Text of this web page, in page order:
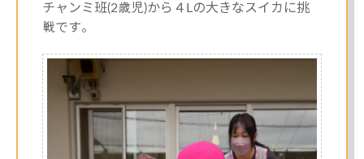
チャンミ班(2歳児)から４Lの大きなスイカに挑
戦です。